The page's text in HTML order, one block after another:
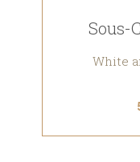
Sous-
White